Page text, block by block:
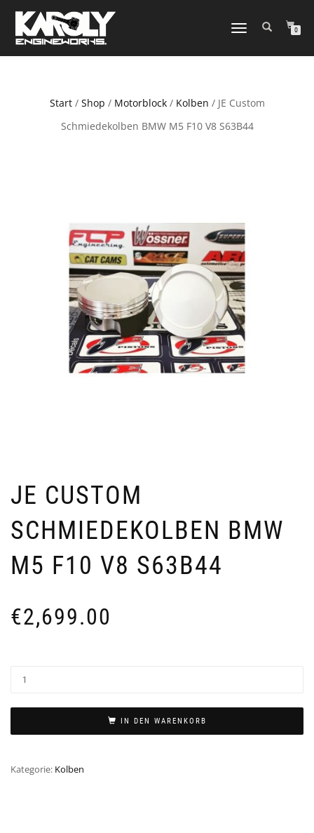
NAVIGATION
0
Start/ Shop / Motorblock/ Kolben / JE Custom
Schmiedekolben BMW M5 F10 V8 S63B44
JE CUSTOM
SCHMIEDEKOLBEN BMW
M5 F10 V8 S63B44
€2,699.00
IN DEN WARENKORB
Kategorie: Kolben